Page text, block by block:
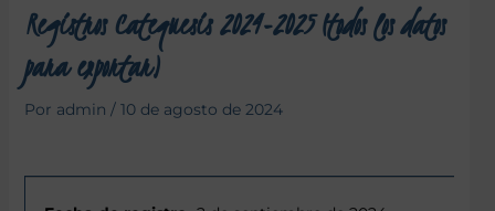
Registros Catequesis 2024-2025 (todos los datos
para exportar)
Por admin / 10 de agosto de 2024